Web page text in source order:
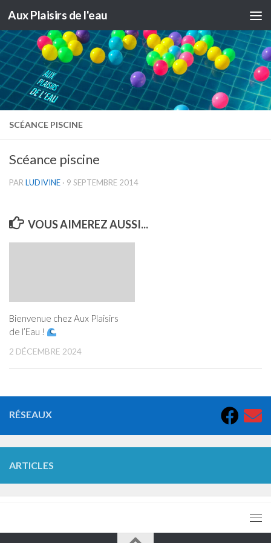
Skip to content
Aux Plaisirs de l'eau
SCÉANCE PISCINE
Scéance piscine
PARLUDIVINE · 9 SEPTEMBRE 2014
VOUS AIMEREZ AUSSI...
Bienvenue chez Aux Plaisirs
de l’Eau !
2 DÉCEMBRE 2024
RÉSEAUX
ARTICLES